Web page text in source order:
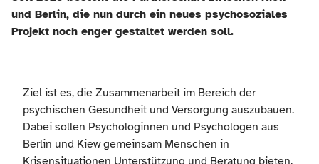
und Berlin, die nun durch ein neues psychosoziales
Projekt noch enger gestaltet werden soll.
Ziel ist es, die Zusammenarbeit im Bereich der
psychischen Gesundheit und Versorgung auszubauen.
Dabei sollen Psychologinnen und Psychologen aus
Berlin und Kiew gemeinsam Menschen in